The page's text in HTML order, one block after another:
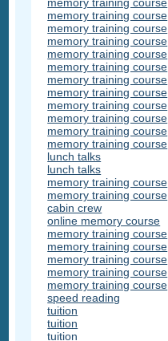
memory training course
memory training course
memory training course
memory training course
memory training course
memory training course
memory training course
memory training course
memory training course
memory training course
memory training course
memory training course
lunch talks
lunch talks
memory training course
memory training course
cabin crew
online memory course
memory training course
memory training course
memory training course
memory training course
memory training course
speed reading
tuition
tuition
tuition